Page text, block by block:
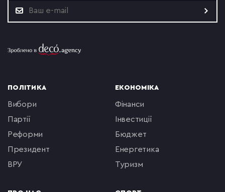
ПОЛІТИКА
вибори
партії
реформи
президент
ВРУ
ЕКОНОМІКА
фінанси
інвестиції
бюджет
енергетика
туризм